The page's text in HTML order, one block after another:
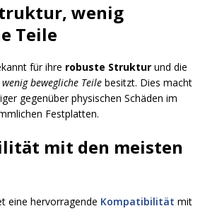
wenig
Teile
für ihre robuste Struktur und die
wenig bewegliche Teile besitzt. Dies macht
gegenüber physischen Schäden im
Festplatten.
mit den meisten
eine hervorragende Kompatibilität mit